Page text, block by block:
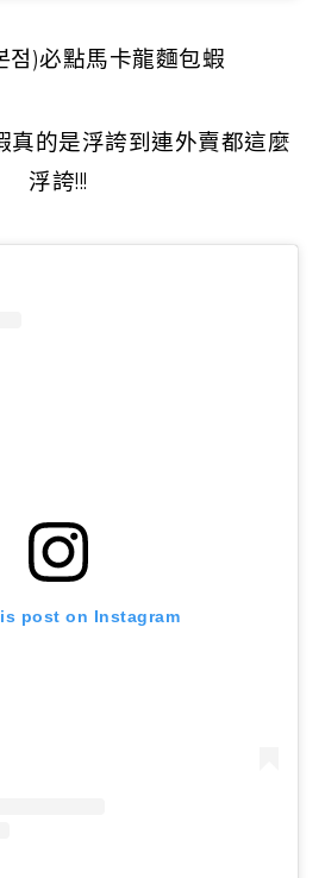
점)必點馬卡龍麵包蝦
真的是浮誇到連外賣都這麼
浮誇!!!
post on Instagram